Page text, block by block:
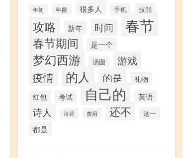
年初 年龄 很多人 手机 技能
攻略 新年 时间 春节
春节期间 是一个
梦幻西游 汤圆 游戏
疫情 的人 的是 礼物
红包 考试 自己的 英语
诗人 诗词 费用 还不 这一
都是